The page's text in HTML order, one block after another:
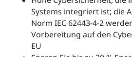
Systems integriert ist; die
Norm IEC 62443-4-2
Vorbereitung auf den
EU